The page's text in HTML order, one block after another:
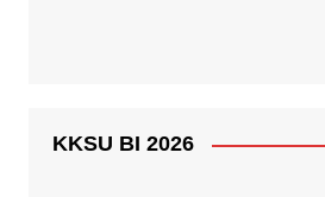
KKSU BI 2026